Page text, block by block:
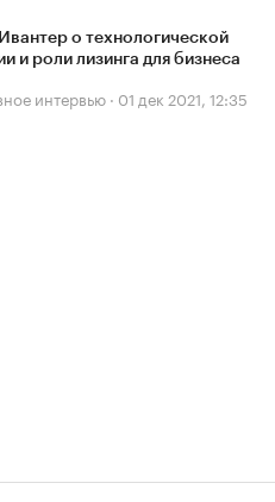
о технологической
и роли лизинга для бизнеса
интервью · 01 дек 2021, 12:35